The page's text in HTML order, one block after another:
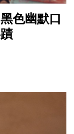
色幽默口